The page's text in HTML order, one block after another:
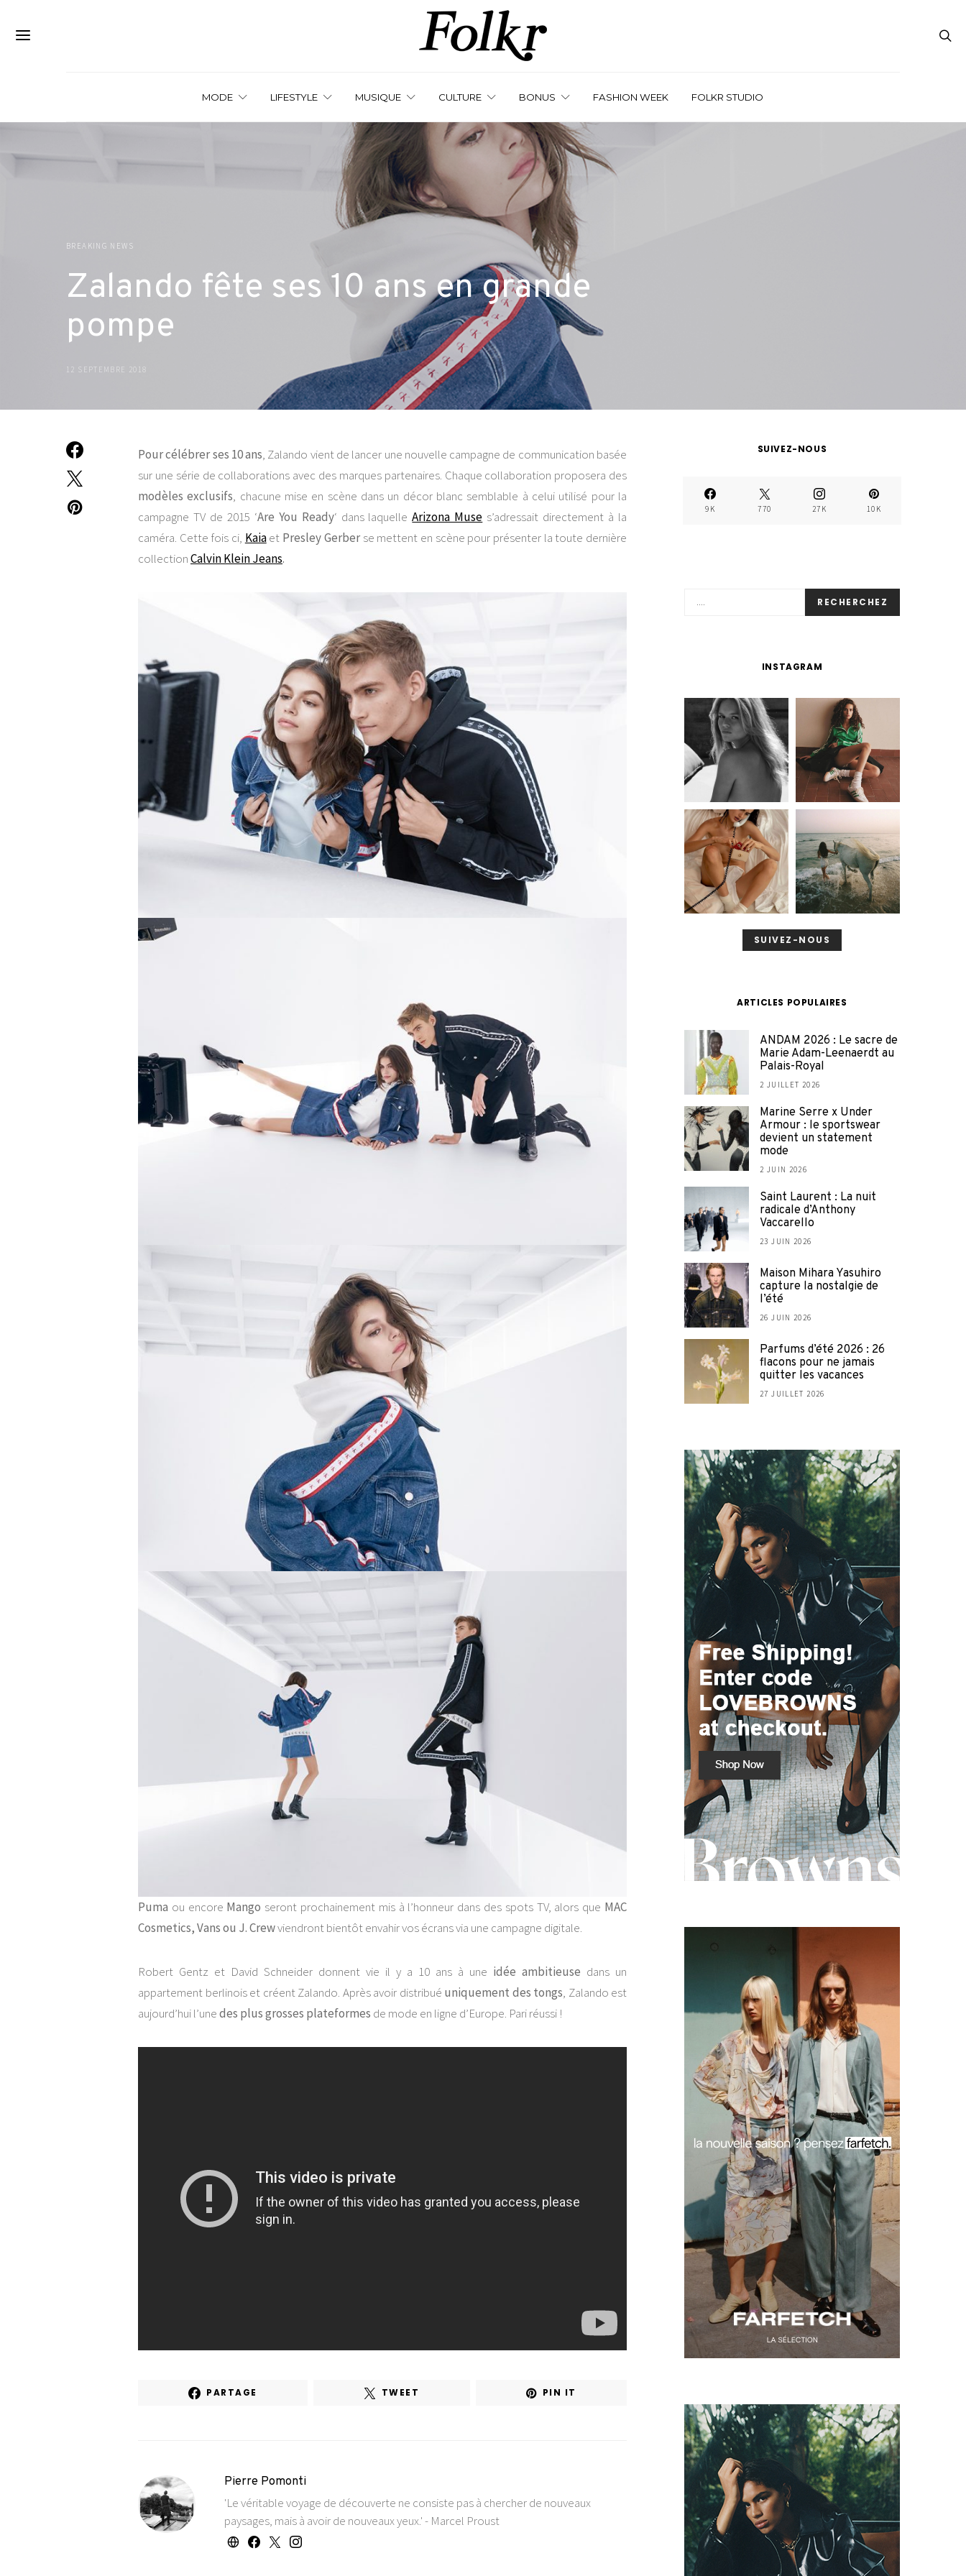
MODE LIFESTYLE MUSIQUE CULTURE BONUS FASHION WEEK FOLKR STUDIO
BREAKING NEWS
Zalando fête ses 10 ans en grande
pompe
12 SEPTEMBRE 2018
Pour célébrer ses 10 ans, Zalando vient de lancer une nouvelle campagne de communication basée
sur une série de collaborations avec des marques partenaires. Chaque collaboration proposera des
modèles exclusifs, chacune mise en scène dans un décor blanc semblable à celui utilisé pour la
campagne TV de 2015 ‘Are You Ready‘ dans laquelleArizona Muse s’adressait directement à la
caméra. Cette fois ci, Kaiaet Presley Gerberse mettent en scène pour présenter la toute dernière
collectionCalvin Klein Jeans.
Puma ou encore Mango seront prochainement mis à l’honneur dans des spots TV, alors que MAC
Cosmetics, Vans ou J. Crewviendront bientôt envahir vos écrans via une campagne digitale.
Robert Gentz et David Schneider donnent vie il y a 10 ans à une idée ambitieuse dans un
appartement berlinois et créent Zalando. Après avoir distribué uniquement des tongs, Zalando est
aujourd’hui l’unedes plus grosses plateformes de mode en ligne d’Europe. Pari réussi !
PARTAGE TWEET PIN IT
Pierre Pomonti
'Le véritable voyage de découverte ne consiste pas à chercher de nouveaux
paysages, mais à avoir de nouveaux yeux.' - Marcel Proust
SUIVEZ-NOUS
9K 770 27K 10K
RECHERCHEZ
INSTAGRAM
SUIVEZ-NOUS
ARTICLES POPULAIRES
ANDAM 2026 : Le sacre de
Marie Adam-Leenaerdt au
Palais-Royal
2 JUILLET 2026
Marine Serre x Under
Armour : le sportswear
devient un statement
mode
2 JUIN 2026
Saint Laurent : La nuit
radicale d’Anthony
Vaccarello
23 JUIN 2026
Maison Mihara Yasuhiro
capture la nostalgie de
l’été
26 JUIN 2026
Parfums d’été 2026 : 26
flacons pour ne jamais
quitter les vacances
27 JUILLET 2026